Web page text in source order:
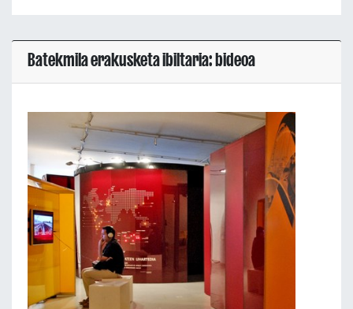
Batekmila erakusketa ibiltaria: bideoa